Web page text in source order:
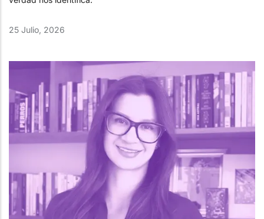
25 Julio, 2026